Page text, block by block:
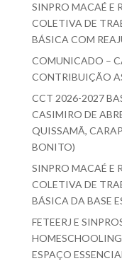
SINPRO MACAÉ E
COLETIVA DE
BÁSICA COM
COMUNICADO –
CONTRIBUIÇÃO
CCT 2026-2027
CASIMIRO DE
QUISSAMÃ,
BONITO)
SINPRO MACAÉ E
COLETIVA DE
BÁSICA DA BASE
FETEERJ E
ESPAÇO